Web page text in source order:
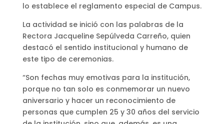
lo establece el reglamento especial de Campus.
La actividad se inició con las palabras de la
Rectora Jacqueline Sepúlveda Carreño, quien
destacó el sentido institucional y humano de
este tipo de ceremonias.
“Son fechas muy emotivas para la institución,
porque no tan solo es conmemorar un nuevo
aniversario y hacer un reconocimiento de
personas que cumplen 25 y 30 años del servicio